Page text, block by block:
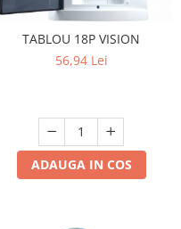
TABLOU 18P VISION
56,94 Lei
ADAUGA IN COS